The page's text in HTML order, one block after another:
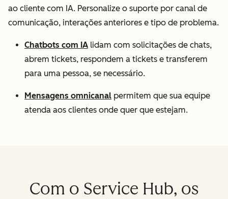
ao cliente com IA. Personalize o suporte por canal de
comunicação, interações anteriores e tipo de problema.
Chatbots com IA lidam com solicitações de chats,
abrem tickets, respondem a tickets e transferem
para uma pessoa, se necessário.
Mensagens omnicanal permitem que sua equipe
atenda aos clientes onde quer que estejam.
Com o Service Hub, os